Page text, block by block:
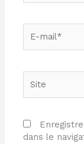
mail*
dans le